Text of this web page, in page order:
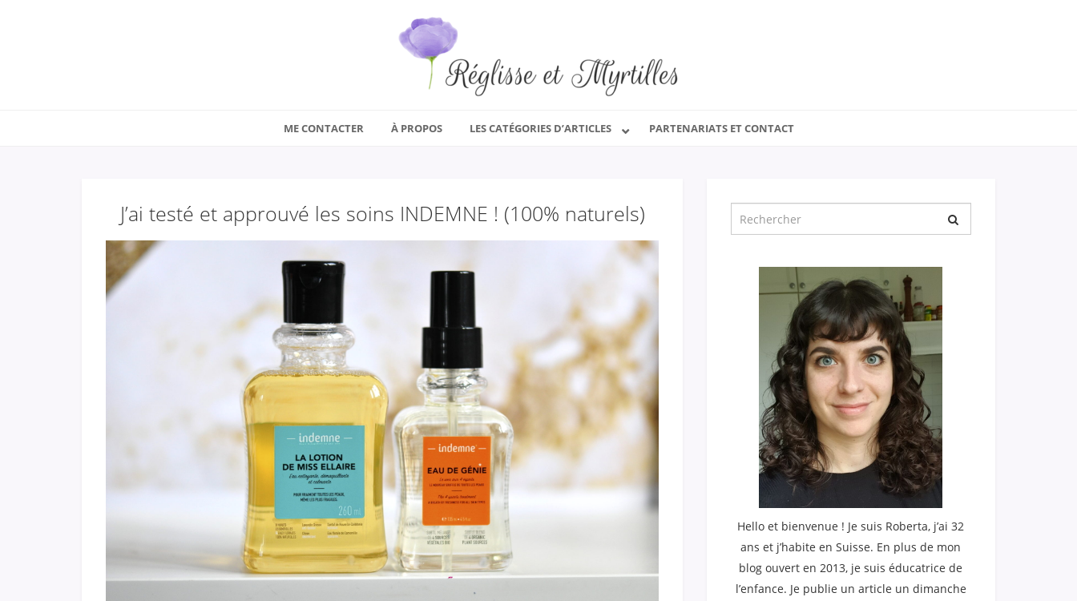
ME CONTACTER À PROPOS LES CATÉGORIES D’ARTICLES PARTENARIATS ET CONTACT
J’ai testé et approuvé les soins INDEMNE ! (100% naturels)
pour
:
Hello et bienvenue ! Je suis Roberta, j’ai 32
ans et j’habite en Suisse. En plus de mon
blog ouvert en 2013, je suis éducatrice de
l’enfance. Je publie un article un dimanche